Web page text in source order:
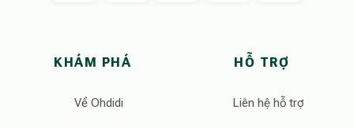
KHÁM PHÁ
Về Ohdidi
HỖ TRỢ
Liên hệ hỗ trợ